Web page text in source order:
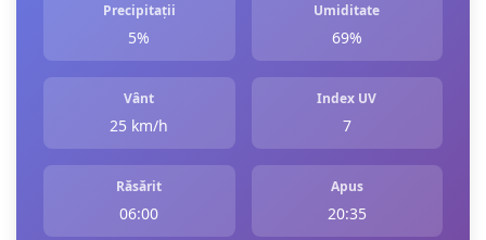
Precipitații
5%
Umiditate
69%
Vânt
25 km/h
Index UV
7
Răsărit
06:00
Apus
20:35